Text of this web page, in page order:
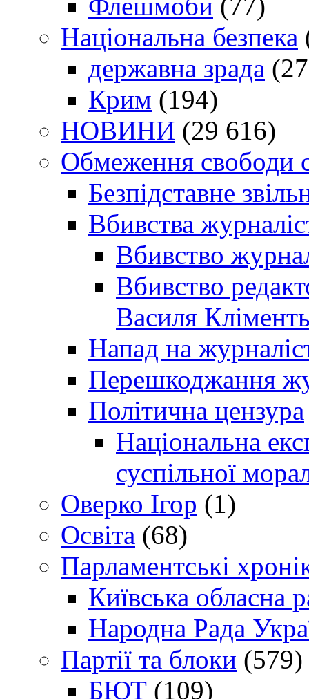
Національна безпека
державна зрада
Крим (194)
НОВИНИ (29 616)
Обмеження свободи
Безпідставне
Вбивства
Вбивство
Вбивство
Василя
Напад на
Перешкоджання
Політична цензура
Національна
суспільної
Оверко Ігор (1)
Освіта (68)
Парламентські
Київська обласна
Народна Рада
Партії та блоки (579)
БЮТ (109)